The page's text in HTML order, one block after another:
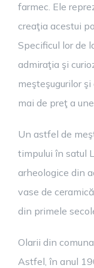
farmec. Ele
creaţia acestui
Specificul lor de
admiraţia şi
meşteşugurilor
mai de preţ a
Un astfel de
timpului în satul
arheologice din
vase de
din primele
Olarii din
Astfel, în anul